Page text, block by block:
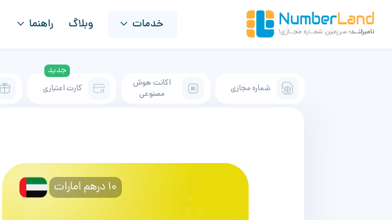
خدمات وبلاگ راهنما
شماره مجازی
اکانت هوش
مصنوعی
کارت اعتباری
10 درهم امارات